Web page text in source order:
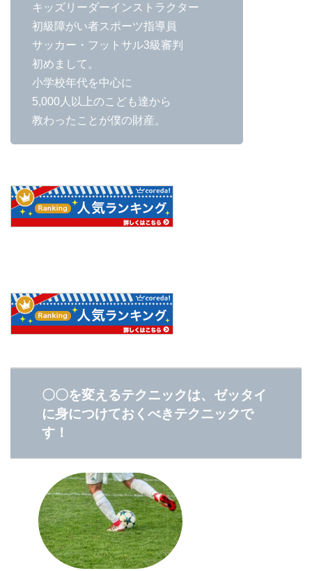
キッズリーダーインストラクター
初級障がい者スポーツ指導員
サッカー・フットサル3級審判
初めまして。
小学校年代を中心に
5,000人以上のこども達から
教わったことが僕の財産。
〇〇を変えるテクニックは、ゼッタイ
に身につけておくべきテクニックで
す！